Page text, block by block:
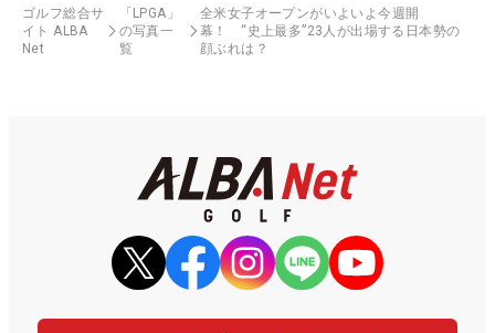
ゴルフ総合サ
イト ALBA
Net
「LPGA」
の写真一
覧
全米女子オープンがいよいよ今週開
幕！ “史上最多”23人が出場する日本勢の
顔ぶれは？